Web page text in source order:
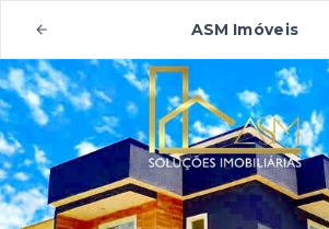
ASM Imóveis